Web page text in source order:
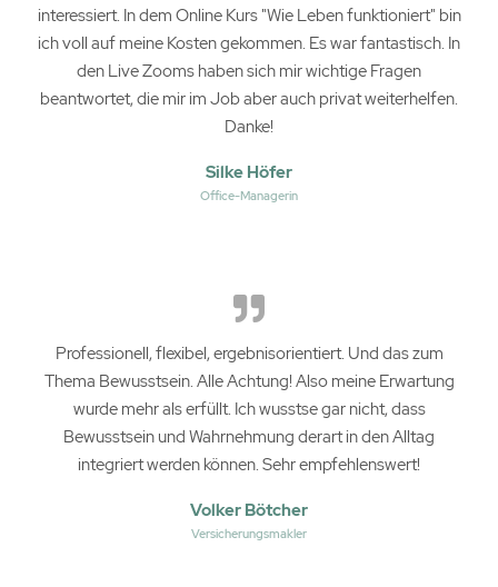
interessiert. In dem Online Kurs "Wie Leben funktioniert" bin
ich voll auf meine Kosten gekommen. Es war fantastisch. In
den Live Zooms haben sich mir wichtige Fragen
beantwortet, die mir im Job aber auch privat weiterhelfen.
Danke!
Silke Höfer
Office-Managerin
Professionell, flexibel, ergebnisorientiert. Und das zum
Thema Bewusstsein. Alle Achtung! Also meine Erwartung
wurde mehr als erfüllt. Ich wusstse gar nicht, dass
Bewusstsein und Wahrnehmung derart in den Alltag
integriert werden können. Sehr empfehlenswert!
Volker Bötcher
Versicherungsmakler